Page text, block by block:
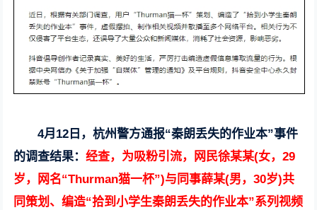
4月12日，杭州警方通报“秦朗丢失的作业本”事件
的调查结果：经查，为吸粉引流，网民徐某某(女，29
岁，网名“Thurman猫一杯”)与同事薛某(男，30岁)共
同策划、编造“拾到小学生秦朗丢失的作业本”系列视频